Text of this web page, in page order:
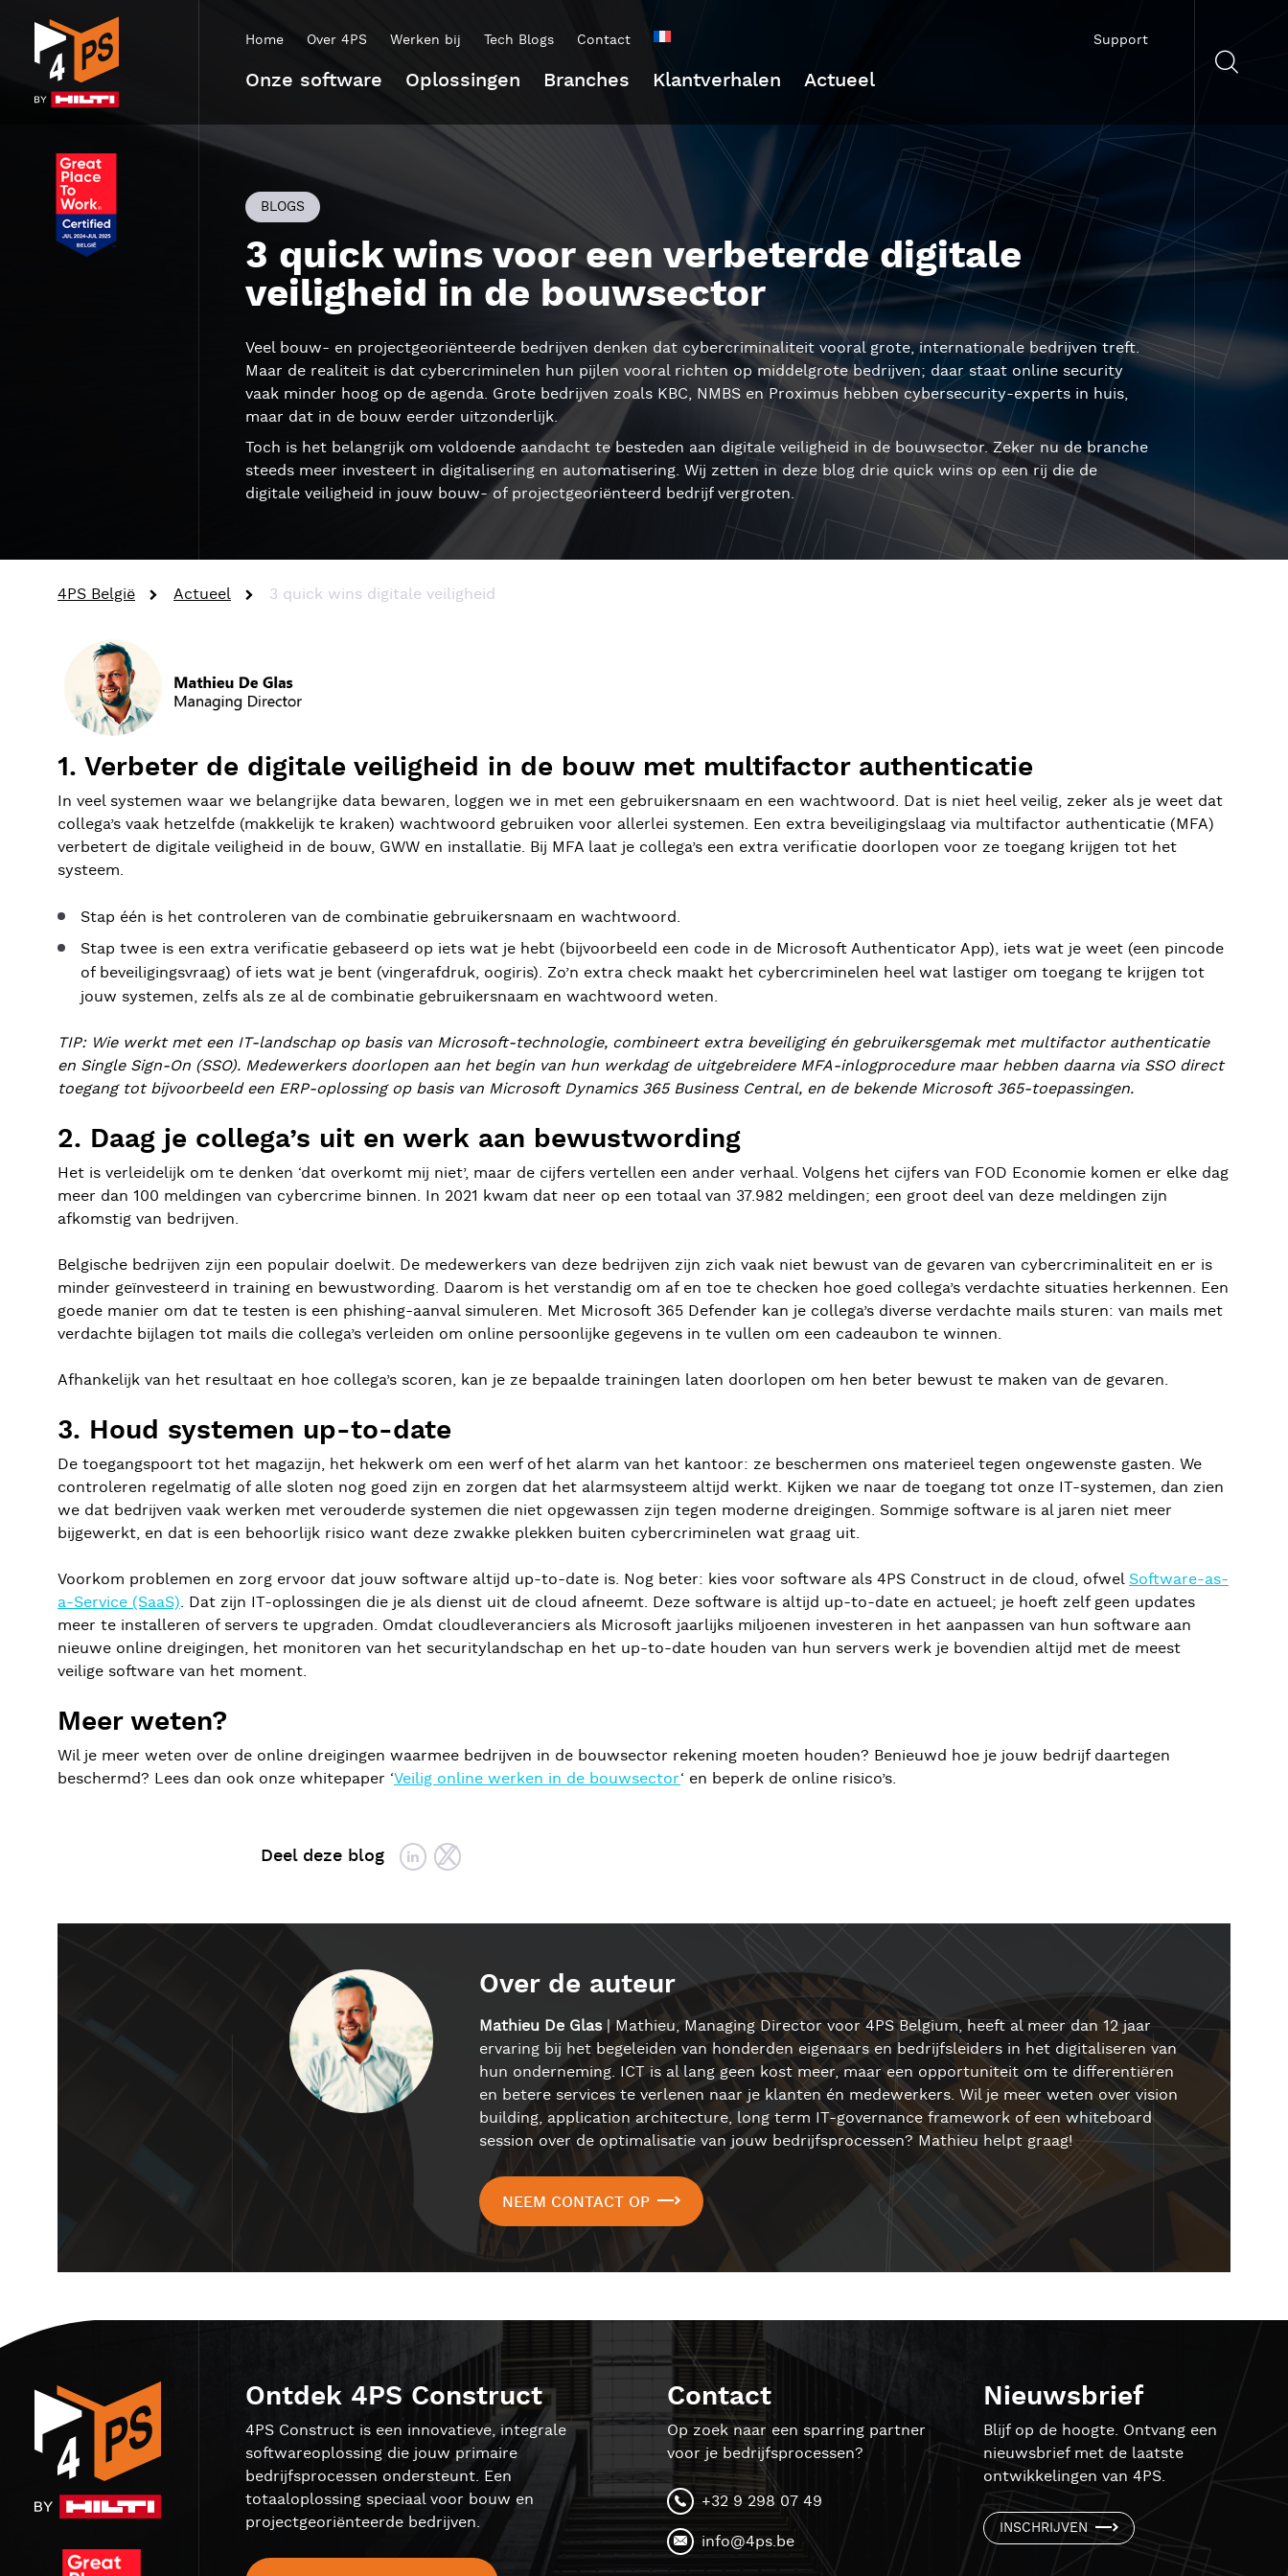
Home Over 4PS Werken bij Tech Blogs Contact
Onze software Oplossingen Branches Klantverhalen Actueel
Support
BLOGS
3 quick wins voor een verbeterde digitale
veiligheid in de bouwsector
Veel bouw- en projectgeoriënteerde bedrijven denken dat cybercriminaliteit vooral grote, internationale bedrijven treft.
Maar de realiteit is dat cybercriminelen hun pijlen vooral richten op middelgrote bedrijven; daar staat online security
vaak minder hoog op de agenda. Grote bedrijven zoals KBC, NMBS en Proximus hebben cybersecurity-experts in huis,
maar dat in de bouw eerder uitzonderlijk.
Toch is het belangrijk om voldoende aandacht te besteden aan digitale veiligheid in de bouwsector. Zeker nu de branche
steeds meer investeert in digitalisering en automatisering. Wij zetten in deze blog drie quick wins op een rij die de
digitale veiligheid in jouw bouw- of projectgeoriënteerd bedrijf vergroten.
4PS België Actueel 3 quick wins digitale veiligheid
1. Verbeter de digitale veiligheid in de bouw met multifactor authenticatie
In veel systemen waar we belangrijke data bewaren, loggen we in met een gebruikersnaam en een wachtwoord. Dat is niet heel veilig, zeker als je weet dat
collega’s vaak hetzelfde (makkelijk te kraken) wachtwoord gebruiken voor allerlei systemen. Een extra beveiligingslaag via multifactor authenticatie (MFA)
verbetert de digitale veiligheid in de bouw, GWW en installatie. Bij MFA laat je collega’s een extra verificatie doorlopen voor ze toegang krijgen tot het
systeem.
Stap één is het controleren van de combinatie gebruikersnaam en wachtwoord.
Stap twee is een extra verificatie gebaseerd op iets wat je hebt (bijvoorbeeld een code in de Microsoft Authenticator App), iets wat je weet (een pincode
of beveiligingsvraag) of iets wat je bent (vingerafdruk, oogiris). Zo’n extra check maakt het cybercriminelen heel wat lastiger om toegang te krijgen tot
jouw systemen, zelfs als ze al de combinatie gebruikersnaam en wachtwoord weten.
TIP: Wie werkt met een IT-landschap op basis van Microsoft-technologie, combineert extra beveiliging én gebruikersgemak met multifactor authenticatie
en Single Sign-On (SSO). Medewerkers doorlopen aan het begin van hun werkdag de uitgebreidere MFA-inlogprocedure maar hebben daarna via SSO direct
toegang tot bijvoorbeeld een ERP-oplossing op basis van Microsoft Dynamics 365 Business Central, en de bekende Microsoft 365-toepassingen.
2. Daag je collega’s uit en werk aan bewustwording
Het is verleidelijk om te denken ‘dat overkomt mij niet’, maar de cijfers vertellen een ander verhaal. Volgens het cijfers van FOD Economie komen er elke dag
meer dan 100 meldingen van cybercrime binnen. In 2021 kwam dat neer op een totaal van 37.982 meldingen; een groot deel van deze meldingen zijn
afkomstig van bedrijven.
Belgische bedrijven zijn een populair doelwit. De medewerkers van deze bedrijven zijn zich vaak niet bewust van de gevaren van cybercriminaliteit en er is
minder geïnvesteerd in training en bewustwording. Daarom is het verstandig om af en toe te checken hoe goed collega’s verdachte situaties herkennen. Een
goede manier om dat te testen is een phishing-aanval simuleren. Met Microsoft 365 Defender kan je collega’s diverse verdachte mails sturen: van mails met
verdachte bijlagen tot mails die collega’s verleiden om online persoonlijke gegevens in te vullen om een cadeaubon te winnen.
Afhankelijk van het resultaat en hoe collega’s scoren, kan je ze bepaalde trainingen laten doorlopen om hen beter bewust te maken van de gevaren.
3. Houd systemen up-to-date
De toegangspoort tot het magazijn, het hekwerk om een werf of het alarm van het kantoor: ze beschermen ons materieel tegen ongewenste gasten. We
controleren regelmatig of alle sloten nog goed zijn en zorgen dat het alarmsysteem altijd werkt. Kijken we naar de toegang tot onze IT-systemen, dan zien
we dat bedrijven vaak werken met verouderde systemen die niet opgewassen zijn tegen moderne dreigingen. Sommige software is al jaren niet meer
bijgewerkt, en dat is een behoorlijk risico want deze zwakke plekken buiten cybercriminelen wat graag uit.
Voorkom problemen en zorg ervoor dat jouw software altijd up-to-date is. Nog beter: kies voor software als 4PS Construct in de cloud, ofwel Software-as-
a-Service (SaaS). Dat zijn IT-oplossingen die je als dienst uit de cloud afneemt. Deze software is altijd up-to-date en actueel; je hoeft zelf geen updates
meer te installeren of servers te upgraden. Omdat cloudleveranciers als Microsoft jaarlijks miljoenen investeren in het aanpassen van hun software aan
nieuwe online dreigingen, het monitoren van het securitylandschap en het up-to-date houden van hun servers werk je bovendien altijd met de meest
veilige software van het moment.
Meer weten?
Wil je meer weten over de online dreigingen waarmee bedrijven in de bouwsector rekening moeten houden? Benieuwd hoe je jouw bedrijf daartegen
beschermd? Lees dan ook onze whitepaper ‘Veilig online werken in de bouwsector‘ en beperk de online risico’s.
Deel deze blog
Over de auteur
Mathieu De Glas| Mathieu, Managing Director voor 4PS Belgium, heeft al meer dan 12 jaar
ervaring bij het begeleiden van honderden eigenaars en bedrijfsleiders in het digitaliseren van
hun onderneming. ICT is al lang geen kost meer, maar een opportuniteit om te differentiëren
en betere services te verlenen naar je klanten én medewerkers. Wil je meer weten over vision
building, application architecture, long term IT-governance framework of een whiteboard
session over de optimalisatie van jouw bedrijfsprocessen? Mathieu helpt graag!
NEEM CONTACT OP
Ontdek 4PS Construct
4PS Construct is een innovatieve, integrale
softwareoplossing die jouw primaire
bedrijfsprocessen ondersteunt. Een
totaaloplossing speciaal voor bouw en
projectgeoriënteerde bedrijven.
Contact
Op zoek naar een sparring partner
voor je bedrijfsprocessen?
+32 9 298 07 49
info@4ps.be
Nieuwsbrief
Blijf op de hoogte. Ontvang een
nieuwsbrief met de laatste
ontwikkelingen van 4PS.
INSCHRIJVEN